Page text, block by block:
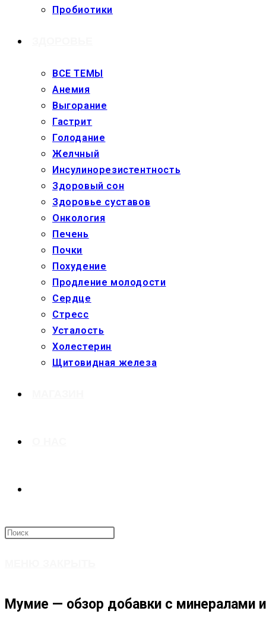
Пробиотики
ВСЕ ТЕМЫ
Анемия
Выгорание
Гастрит
Голодание
Желчный
Инсулинорезистентность
Здоровый сон
Здоровье суставов
Онкология
Печень
Почки
Похудение
Продление молодости
Сердце
Стресс
Усталость
Холестерин
Щитовидная железа
ПОИСК
Мумие — обзор добавки с минералами